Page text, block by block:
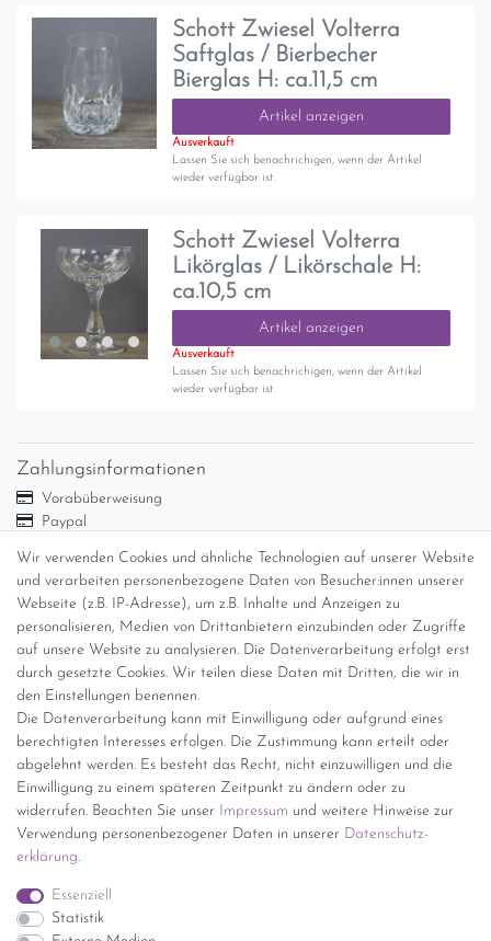
Schott Zwiesel Volterra
Saftglas / Bierbecher
Bierglas H: ca.11,5 cm
Artikel anzeigen
Ausverkauft
Lassen Sie sich benachrichigen, wenn der Artikel
wieder verfügbar ist.
Schott Zwiesel Volterra
Likörglas / Likörschale H:
ca.10,5 cm
Artikel anzeigen
Ausverkauft
Lassen Sie sich benachrichigen, wenn der Artikel
wieder verfügbar ist.
Wir verwenden Cookies und ähnliche Technologien auf unserer Website
und verarbeiten personenbezogene Daten von Besucher:innen unserer
Webseite (z.B. IP-Adresse), um z.B. Inhalte und Anzeigen zu
personalisieren, Medien von Drittanbietern einzubinden oder Zugriffe
auf unsere Website zu analysieren. Die Datenverarbeitung erfolgt erst
durch gesetzte Cookies. Wir teilen diese Daten mit Dritten, die wir in
den Einstellungen benennen.
Die Datenverarbeitung kann mit Einwilligung oder aufgrund eines
berechtigten Interesses erfolgen. Die Zustimmung kann erteilt oder
abgelehnt werden. Es besteht das Recht, nicht einzuwilligen und die
Einwilligung zu einem späteren Zeitpunkt zu ändern oder zu
widerrufen. Beachten Sie unser Impressum und weitere Hinweise zur
Verwendung personenbezogener Daten in unserer Daten­schutz­
erklärung.
Essenziell
Statistik
Zahlungsinformationen
Vorabüberweisung
Paypal
Versandinformationen
Versand per GLS (6,90 Euro) oder DHL (8,49 Euro ) inkl. MwSt.
(innerhalb Deutschlands)
kostenfreie Lieferung ab 150 Euro Warenwert (innerhalb
Deutschlands)
Übersicht Internationale Versandkosten
Wir kaufen an
Sie haben zuviel Porzellan im Schrank? Gerne kaufen wir dieses an.
Einfach unverbindliches Angebot anfordern.
*Endpreis inkl. MwSt. (Dieser Artikel unterliegt gem. § 25a
UStG der Differenzbesteuerung, ein Ausweis der